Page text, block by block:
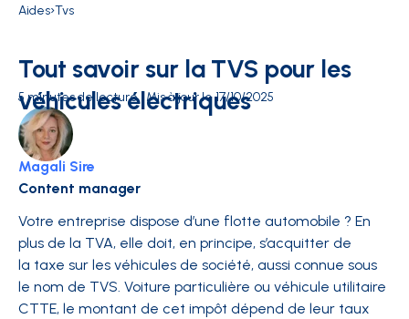
Aides›Tvs
Tout savoir sur la TVS pour les
véhicules électriques
5 minutes de lecture | Mis à jour le 17/10/2025
Magali Sire
Content manager
Votre entreprise dispose d’une flotte automobile ? En
plus de la TVA, elle doit, en principe, s’acquitter de
la taxe sur les véhicules de société, aussi connue sous
le nom de TVS. Voiture particulière ou véhicule utilitaire
CTTE, le montant de cet impôt dépend de leur taux